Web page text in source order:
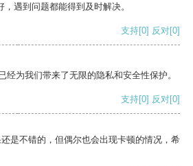
遇到问题都能得到及时解决。
支持[0] 反对[0]
经为我们带来了无限的隐私和安全性保护。
支持[0] 反对[0]
是不错的，但偶尔也会出现卡顿的情况，希